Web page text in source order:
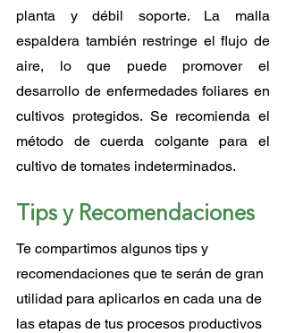
planta y débil soporte. La malla
espaldera también restringe el flujo de
aire, lo que puede promover el
desarrollo de enfermedades foliares en
cultivos protegidos. Se recomienda el
método de cuerda colgante para el
cultivo de tomates indeterminados.
Tips y Recomendaciones
Te compartimos algunos tips y
recomendaciones que te serán de gran
utilidad para aplicarlos en cada una de
las etapas de tus procesos productivos